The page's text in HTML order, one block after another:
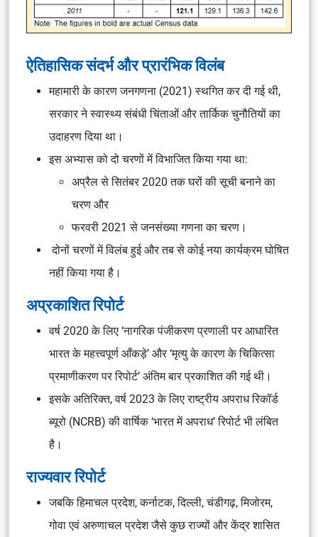
ऐतिहासिक संदर्भ और प्रारंभिक विलंब
महामारी के कारण जनगणना (2021) स्थगित कर दी गई थी,
सरकार ने स्वास्थ्य संबंधी चिंताओं और तार्किक चुनौतियों का
उदाहरण दिया था।
इस अभ्यास को दो चरणों में विभाजित किया गया था:
अप्रैल से सितंबर 2020 तक घरों की सूची बनाने का
चरण और
फरवरी 2021 से जनसंख्या गणना का चरण।
दोनों चरणों में विलंब हुई और तब से कोई नया कार्यक्रम घोषित
नहीं किया गया है।
अप्रकाशित रिपोर्ट
वर्ष 2020 के लिए ‘नागरिक पंजीकरण प्रणाली पर आधारित
भारत के महत्त्वपूर्ण आँकड़े’ और ‘मृत्यु के कारण के चिकित्सा
प्रमाणीकरण पर रिपोर्ट’ अंतिम बार प्रकाशित की गई थी।
इसके अतिरिक्त, वर्ष 2023 के लिए राष्ट्रीय अपराध रिकॉर्ड
ब्यूरो (NCRB) की वार्षिक ‘भारत में अपराध’ रिपोर्ट भी लंबित
है।
राज्यवार रिपोर्ट
जबकि हिमाचल प्रदेश, कर्नाटक, दिल्ली, चंडीगढ़, मिजोरम,
गोवा एवं अरुणाचल प्रदेश जैसे कुछ राज्यों और केंद्र शासित